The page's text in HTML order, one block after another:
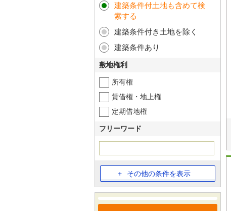
建築条件付土地も含めて検
索する
建築条件付き土地を除く
建築条件あり
敷地権利
所有権
賃借権・地上権
定期借地権
フリーワード
その他の条件を表示